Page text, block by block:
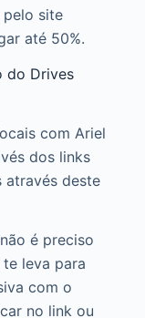
site
até 50%.
do Drives
com Ariel
dos links
através deste
é preciso
leva para
com o
no link ou